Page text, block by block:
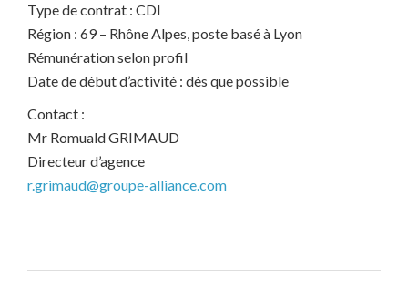
Type de contrat : CDI
Région : 69 – Rhône Alpes, poste basé à Lyon
Rémunération selon profil
Date de début d’activité : dès que possible
Contact :
Mr Romuald GRIMAUD
Directeur d’agence
r.grimaud@groupe-alliance.com